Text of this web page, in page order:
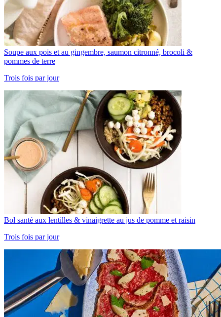
Soupe aux pois et au gingembre, saumon citronné, brocoli &
pommes de terre
Trois fois par jour
Bol santé aux lentilles & vinaigrette au jus de pomme et raisin
Trois fois par jour